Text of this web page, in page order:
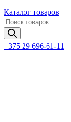
Каталог товаров
Поиск
товаров
+375 29 696-61-11